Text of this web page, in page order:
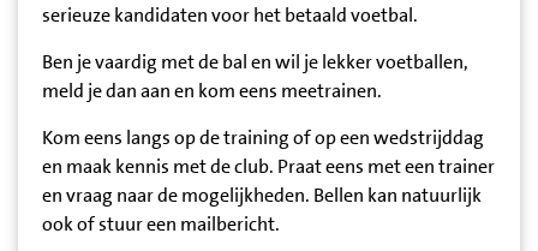
serieuze kandidaten voor het betaald voetbal.
Ben je vaardig met de bal en wil je lekker voetballen,
meld je dan aan en kom eens meetrainen.
Kom eens langs op de training of op een wedstrijddag
en maak kennis met de club. Praat eens met een trainer
en vraag naar de mogelijkheden. Bellen kan natuurlijk
ook of stuur een mailbericht.